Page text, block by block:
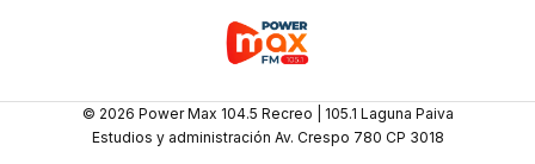
© 2026 Power Max 104.5 Recreo | 105.1 Laguna Paiva
Estudios y administración Av. Crespo 780 CP 3018